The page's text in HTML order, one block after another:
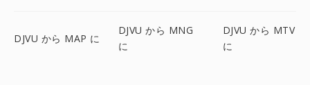
DJVU から MAP に
DJVU から MNG
に
DJVU から MTV
に